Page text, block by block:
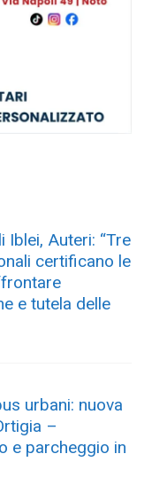
Iblei, Auteri: “Tre
certificano le
e tutela delle
urbani: nuova
–
e parcheggio in